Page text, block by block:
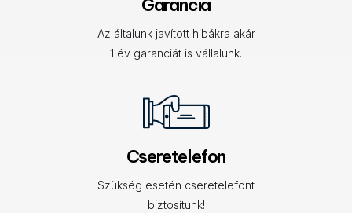
Garancia
Az általunk javított hibákra akár
1 év garanciát is vállalunk.
Cseretelefon
Szükség esetén cseretelefont
biztosítunk!